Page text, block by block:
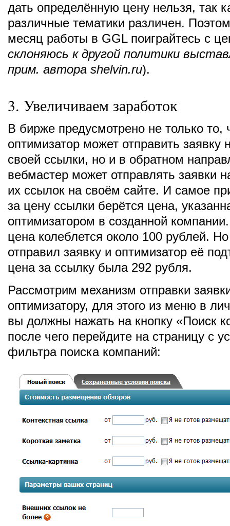
дать определённую цену нельзя, так
различные тематики различен.
месяц работы в GGL поиграйтесь с
склоняюсь к другой политики
прим. автора shelvin.ru).
3. Увеличиваем заработок
В бирже предусмотрено не только то,
оптимизатор может отправить
своей ссылки, но и в обратном
вебмастер может отправлять заявки
их ссылок на своём сайте. И самое
за цену ссылки берётся цена,
оптимизатором в созданной
цена колеблется около 100 рублей.
отправил заявку и оптимизатор её
цена за ссылку была 292 рубля.
Рассмотрим механизм отправки
оптимизатору, для этого из меню в
вы должны нажать на кнопку «Поиск
после чего перейдите на страницу с
фильтра поиска компаний: